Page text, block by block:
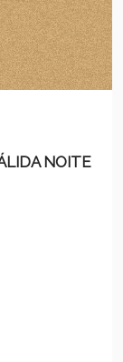
NOITE